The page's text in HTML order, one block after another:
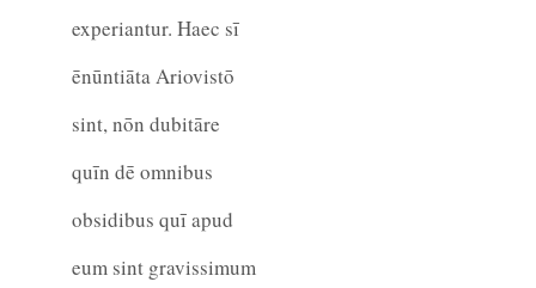
experiantur. Haec sī
ēnūntiāta Ariovistō
sint, nōn dubitāre
quīn dē omnibus
obsidibus quī apud
eum sint gravissimum